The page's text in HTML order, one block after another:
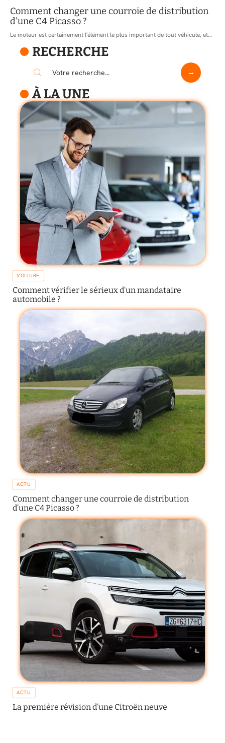
Comment changer une courroie de distribution
d’une C4 Picasso ?
Le moteur est certainement l'élément le plus important de tout véhicule, et…
RECHERCHE
À LA UNE
VOITURE
Comment vérifier le sérieux d’un mandataire
automobile ?
ACTU
Comment changer une courroie de distribution
d’une C4 Picasso ?
ACTU
La première révision d’une Citroën neuve